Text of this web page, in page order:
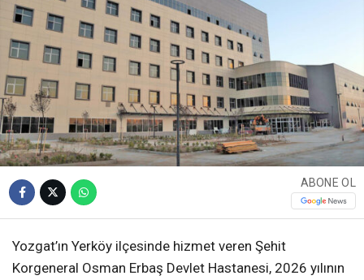
ABONE OL
Yozgat’ın Yerköy ilçesinde hizmet veren Şehit
Korgeneral Osman Erbaş Devlet Hastanesi, 2026 yılının